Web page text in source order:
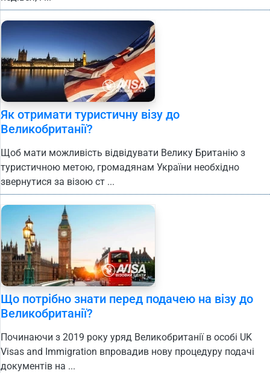
Як отримати туристичну візу до
Великобританії?
Щоб мати можливість відвідувати Велику Британію з
туристичною метою, громадянам України необхідно
звернутися за візою ст ...
Що потрібно знати перед подачею на візу до
Великобританії?
Починаючи з 2019 року уряд Великобританії в особі UK
Visas and Immigration впровадив нову процедуру подачі
документів на ...